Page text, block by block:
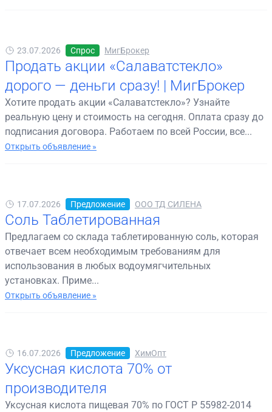
23.07.2026 Спрос МигБрокер
Продать акции «Салаватстекло»
дорого — деньги сразу! | МигБрокер
Хотите продать акции «Салаватстекло»? Узнайте
реальную цену и стоимость на сегодня. Оплата сразу до
подписания договора. Работаем по всей России, все...
Открыть объявление »
17.07.2026 Предложение ООО ТД СИЛЕНА
Соль Таблетированная
Предлагаем со склада таблетированную соль, которая
отвечает всем необходимым требованиям для
использования в любых водоумягчительных
установках. Приме...
Открыть объявление »
16.07.2026 Предложение ХимОпт
Уксусная кислота 70% от
производителя
Уксусная кислота пищевая 70% по ГОСТ Р 55982-2014